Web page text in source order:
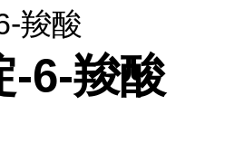
羧酸
-6-羧酸